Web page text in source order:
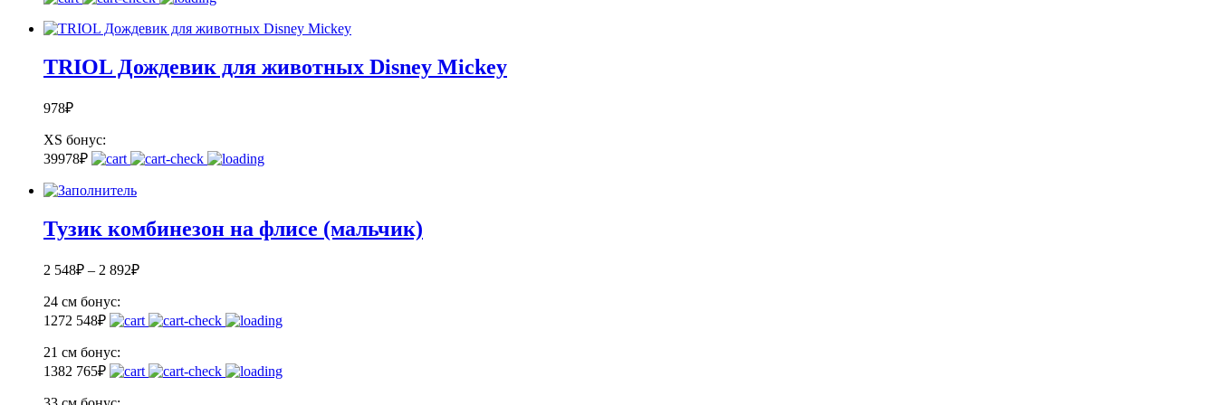
TRIOL Дождевик для животных Disney Mickey
978₽
XS бонус:
39978₽
Тузик комбинезон на флисе (мальчик)
2 548₽ – 2 892₽
24 см бонус:
1272 548₽
21 см бонус:
1382 765₽